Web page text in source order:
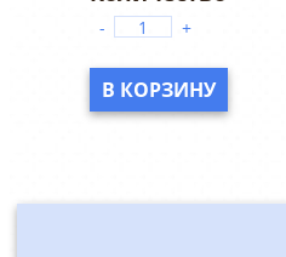
- +
В КОРЗИНУ